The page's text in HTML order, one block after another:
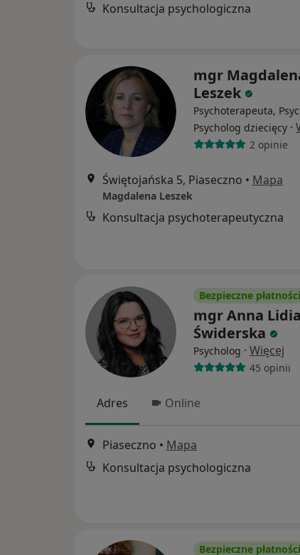
Konsultacja psychologiczna
mgr
Leszek
Psychoterapeuta,
Psycholog dziecięcy ·
2 opinie
Świętojańska 5, Piaseczno • Mapa
Magdalena Leszek
Konsultacja psychoterapeutyczna
Bezpieczne płatności
mgr Anna Lidia
Świderska
Psycholog · Więcej
45 opinii
Adres Online
Piaseczno • Mapa
Konsultacja psychologiczna
Bezpieczne płatności